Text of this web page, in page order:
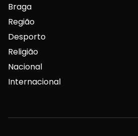
Braga
Região
Desporto
Religião
Nacional
Internacional